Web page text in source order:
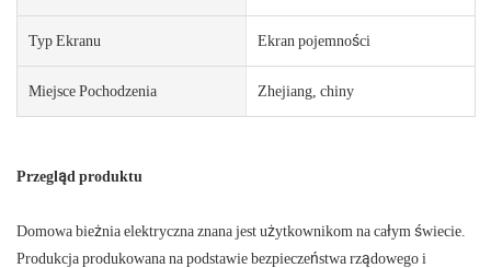
Typ Ekranu Ekran pojemności
Miejsce Pochodzenia Zhejiang, chiny
Przegląd produktu
Domowa bieżnia elektryczna znana jest użytkownikom na całym świecie.
Produkcja produkowana na podstawie bezpieczeństwa rządowego i